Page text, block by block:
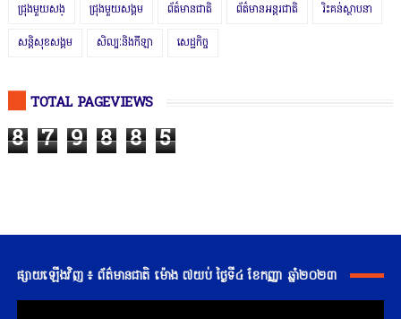
ជ្រុងមួយសង្ ជ្រុងមួយសង្គម ព័ត៌មានជាតិ ព័ត៌មានអន្តរជាតិ រិះគន់ស្ថាបនា
សន្តិសុខសង្គម សិល្បៈនិងកីឡា សេដ្ឋកិច្ច
TOTAL PAGEVIEWS
8 7 9 8 8 5
ផ្សាយឡើងវិញ ៖ ព័ត៌មានជាតិ ម៉ោង ៧យប់ ថ្ងៃទី៤ ខែកញ្ញា ឆ្នាំ២០២៣